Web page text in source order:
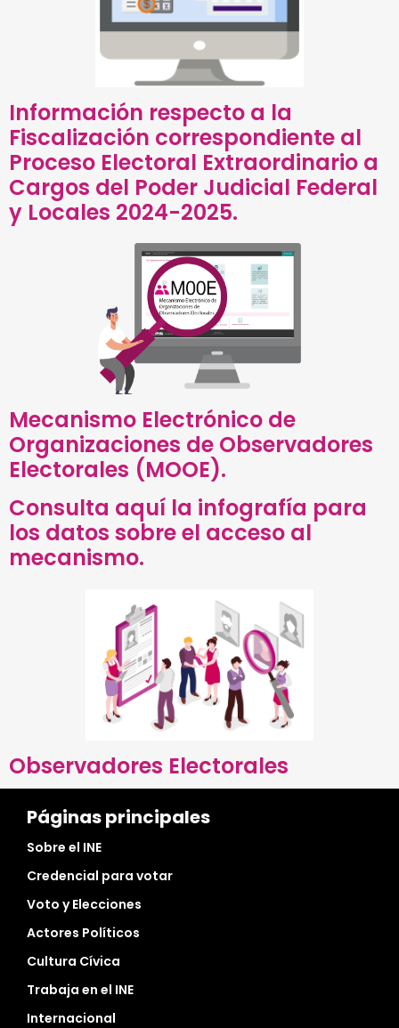
Información respecto a la
Fiscalización correspondiente al
Proceso Electoral Extraordinario a
Cargos del Poder Judicial Federal
y Locales 2024-2025.
Mecanismo Electrónico de
Organizaciones de Observadores
Electorales (MOOE).
Consulta aquí la infografía para
los datos sobre el acceso al
mecanismo.
Observadores Electorales
Páginas principales
Sobre el INE
Credencial para votar
Voto y Elecciones
Actores Políticos
Cultura Cívica
Trabaja en el INE
Internacional